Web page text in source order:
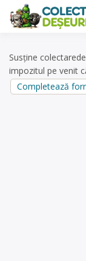
content
Susține
impozitul pe venit
Completează